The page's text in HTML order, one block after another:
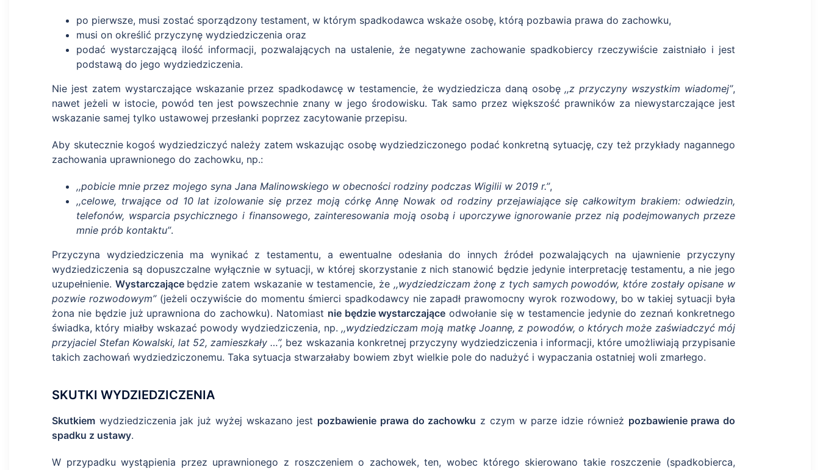
po pierwsze, musi zostać sporządzony testament, w którym spadkodawca wskaże osobę, którą pozbawia prawa do zachowku,
musi on określić przyczynę wydziedziczenia oraz
podać wystarczającą ilość informacji, pozwalających na ustalenie, że negatywne zachowanie spadkobiercy rzeczywiście zaistniało i jest
podstawą do jego wydziedziczenia.
Nie jest zatem wystarczające wskazanie przez spadkodawcę w testamencie, że wydziedzicza daną osobę ,,z przyczyny wszystkim wiadomej’’,
nawet jeżeli w istocie, powód ten jest powszechnie znany w jego środowisku. Tak samo przez większość prawników za niewystarczające jest
wskazanie samej tylko ustawowej przesłanki poprzez zacytowanie przepisu.
Aby skutecznie kogoś wydziedziczyć należy zatem wskazując osobę wydziedziczonego podać konkretną sytuację, czy też przykłady nagannego
zachowania uprawnionego do zachowku, np.:
,,pobicie mnie przez mojego syna Jana Malinowskiego w obecności rodziny podczas Wigilii w 2019 r.’’,
,,celowe, trwające od 10 lat izolowanie się przez moją córkę Annę Nowak od rodziny przejawiające się całkowitym brakiem: odwiedzin,
telefonów, wsparcia psychicznego i finansowego, zainteresowania moją osobą i uporczywe ignorowanie przez nią podejmowanych przeze
mnie prób kontaktu’’.
Przyczyna wydziedziczenia ma wynikać z testamentu, a ewentualne odesłania do innych źródeł pozwalających na ujawnienie przyczyny
wydziedziczenia są dopuszczalne wyłącznie w sytuacji, w której skorzystanie z nich stanowić będzie jedynie interpretację testamentu, a nie jego
uzupełnienie. Wystarczające będzie zatem wskazanie w testamencie, że ,,wydziedziczam żonę z tych samych powodów, które zostały opisane w
pozwie rozwodowym’’(jeżeli oczywiście do momentu śmierci spadkodawcy nie zapadł prawomocny wyrok rozwodowy, bo w takiej sytuacji była
żona nie będzie już uprawniona do zachowku). Natomiast nie będzie wystarczające odwołanie się w testamencie jedynie do zeznań konkretnego
świadka, który miałby wskazać powody wydziedziczenia, np. ,,wydziedziczam moją matkę Joannę, z powodów, o których może zaświadczyć mój
przyjaciel Stefan Kowalski, lat 52, zamieszkały …’’, bez wskazania konkretnej przyczyny wydziedziczenia i informacji, które umożliwiają przypisanie
takich zachowań wydziedziczonemu. Taka sytuacja stwarzałaby bowiem zbyt wielkie pole do nadużyć i wypaczania ostatniej woli zmarłego.
SKUTKI WYDZIEDZICZENIA
Skutkiem wydziedziczenia jak już wyżej wskazano jest pozbawienie prawa do zachowku z czym w parze idzie również pozbawienie prawa do
spadku z ustawy.
W przypadku wystąpienia przez uprawnionego z roszczeniem o zachowek, ten, wobec którego skierowano takie roszczenie (spadkobierca,